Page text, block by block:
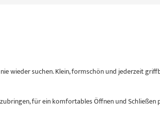
wieder suchen. Klein, formschön und jederzeit
für ein komfortables Öffnen und